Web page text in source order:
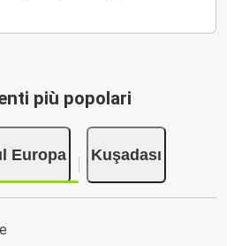
più popolari
Europa Kuşadası